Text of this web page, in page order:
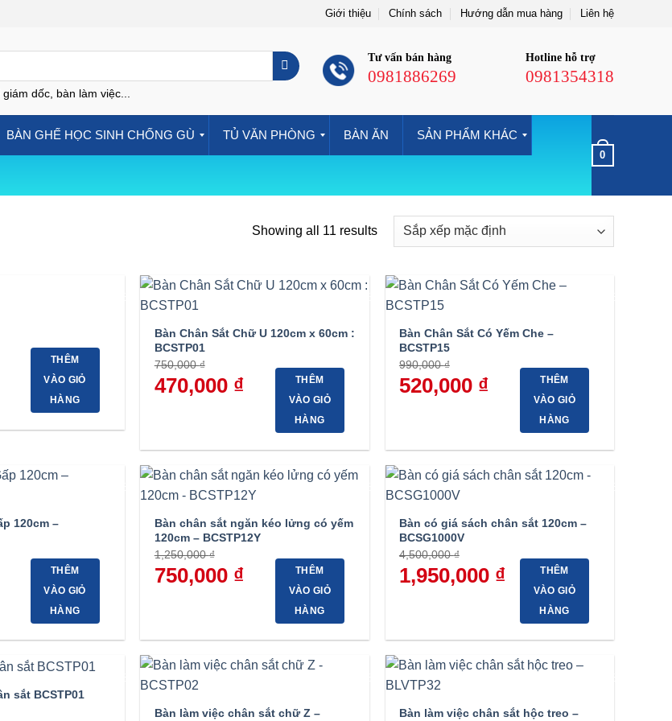
Giới thiệu Chính sách Hướng dẫn mua hàng Liên hệ
dốc, bàn làm việc...
Tư vấn bán hàng
0981886269
Hotline hỗ trợ
0981354318
BÀN GHẾ HỌC SINH CHỐNG GÙ TỦ VĂN PHÒNG BÀN ĂN SẢN PHẨM KHÁC
0
Showing all 11 results
890,000 ₫.
THÊM
VÀO GIỎ
HÀNG
Bàn Chân Sắt Chữ U 120cm x 60cm :
BCSTP01
750,000₫
Giá
gốc
470,000 ₫Giá
hiện
470,000 ₫.
THÊM
VÀO GIỎ
HÀNG
Bàn Chân Sắt Có Yếm Che –
BCSTP15
990,000₫
Giá
gốc
520,000 ₫Giá
hiện
520,000 ₫.
THÊM
VÀO GIỎ
HÀNG
120cm –
500,000 ₫.
THÊM
VÀO GIỎ
HÀNG
Bàn chân sắt ngăn kéo lửng có yếm
120cm – BCSTP12Y
1,250,000₫
Giá
gốc
750,000 ₫Giá
hiện
750,000 ₫.
THÊM
VÀO GIỎ
HÀNG
Bàn có giá sách chân sắt 120cm –
BCSG1000V
4,500,000₫
Giá
gốc
1,950,000 ₫Giá
hiện
1,950,000 ₫.
THÊM
VÀO GIỎ
HÀNG
sắt BCSTP01
Bàn làm việc chân sắt chữ Z –
Bàn làm việc chân sắt hộc treo –